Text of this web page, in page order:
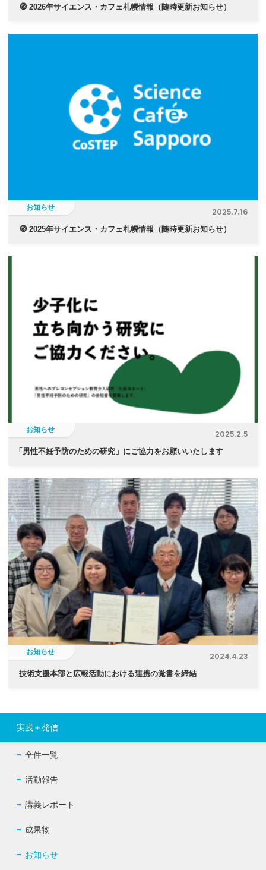
🧭 2026年サイエンス・カフェ札幌情報（随時更新お知らせ）
お知らせ
2025.7.16
🧭 2025年サイエンス・カフェ札幌情報（随時更新お知らせ）
お知らせ
2025.2.5
「 男性不妊予防のための研究」にご協力をお願いいたします
お知らせ
2024.4.23
技術支援本部と広報活動における連携の覚書を締結
実践＋発信
全件一覧
活動報告
講義レポート
成果物
お知らせ